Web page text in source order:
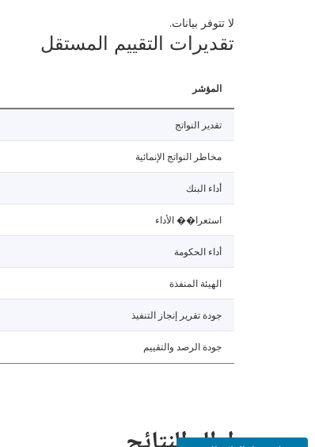
لا تتوفر بيانات.
تقديرات التقييم المستقل
المؤشر
تقدير النواتج
مخاطر النواتج الإنمائية
أداء البنك
استعرا�� الأداء
أداء الحكومة
الهيئة المنفذة
جودة تقرير إنجاز التنفيذ
جودة الرصد والتقييم